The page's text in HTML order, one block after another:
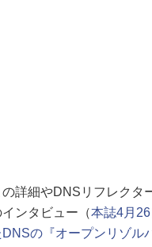
詳細やDNSリフレクタ
ンタビュー（本誌4月
の『オープンリゾル